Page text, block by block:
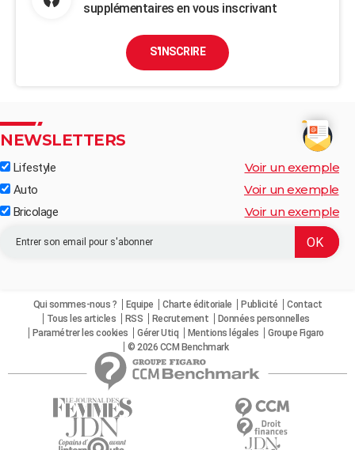
supplémentaires en vous inscrivant
S'INSCRIRE
NEWSLETTERS
Lifestyle Voir un exemple
Auto Voir un exemple
Bricolage Voir un exemple
Qui sommes-nous ? Equipe Charte éditoriale Publicité
Contact
Tous les articles
RSS Recrutement
Données personnelles
Paramétrer les cookies
Gérer Utiq Mentions légales
Groupe Figaro
© 2026 CCM Benchmark